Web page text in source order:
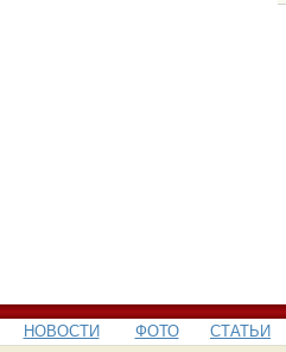
НОВОСТИ ФОТО СТАТЬИ